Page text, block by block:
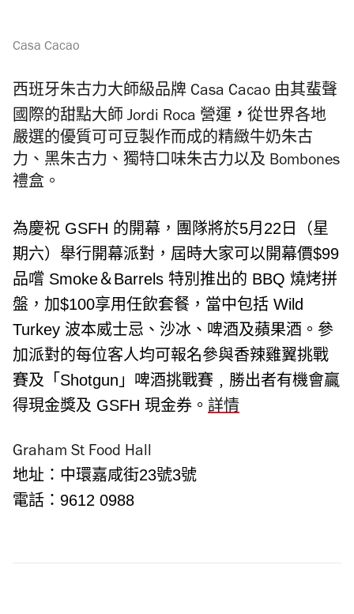
Casa Cacao
西班牙朱古力大師級品牌 Casa Cacao 由其蜚聲
國際的甜點大師 Jordi Roca 營運 ， 從世界各地
嚴選的優質可可豆製作而成的精緻牛奶朱古
力、黑朱古力、獨特口味朱古力以及 Bombones
禮盒。
為慶祝 GSFH 的開幕，團隊將於5月22日（星
期六）舉行開幕派對， 屆時大家可以開幕價$99
品嚐 Smoke＆Barrels 特別推出的 BBQ 燒烤拼
盤，加$100享用任飲套餐，當中包括 Wild
Turkey 波本威士忌、沙冰、啤酒及蘋果酒。 參
加派對的每位客人均可報名參與香辣雞翼挑戰
賽及 「Shotgun」啤酒挑戰賽﹐ 勝出者有機會贏
得現金獎及 GSFH 現金券。 詳情
Graham St Food Hall
地址：中環嘉咸街23號3號
電話： 9612 0988